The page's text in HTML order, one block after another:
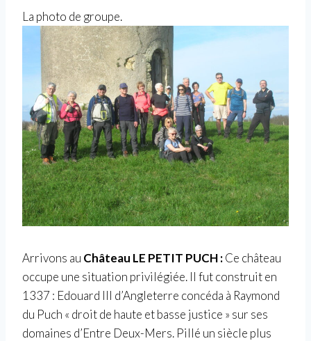
La photo de groupe.
Arrivons au Château LE PETIT PUCH :Ce château
occupe une situation privilégiée. Il fut construit en
1337 : Edouard III d’Angleterre concéda à Raymond
du Puch « droit de haute et basse justice » sur ses
domaines d’Entre Deux-Mers. Pillé un siècle plus